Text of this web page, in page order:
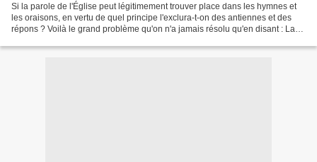
Si la parole de l'Église peut légitimement trouver place dans les hymnes et
les oraisons, en vertu de quel principe l'exclura-t-on des antiennes et des
répons ? Voilà le grand problème qu'on n'a jamais résolu qu'en disant : La